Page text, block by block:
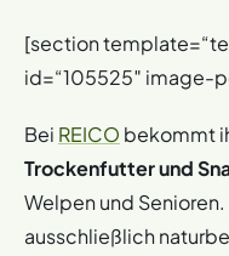
[section
id=“105525″ image-
Bei REICO bekommt
Trockenfutter und
Welpen und
ausschließlich